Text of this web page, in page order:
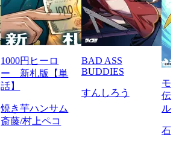
1000円ヒーロ
ー 新札版【単
話】
焼き芋ハンサム
斎藤/村上ペコ
BAD ASS
BUDDIES
すんしろう
モ
伝
ル
石